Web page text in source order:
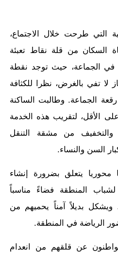
التي طرحت خلال الاجتماع،
السكان من قلة نقاط تعبئة
في الجماعة، حيث توجد نقطة
تفي بالغرض، نظرا للكثافة
رقعة الجماعة. وطالبت الساكنة
الأقل، لتقريب هذه الخدمة
والتخفيف من مشقة التنقل
السن والنساء.
يتعلق بضرورة إنشاء
المنطقة فضاءً مناسباً
ويشكل بديلاً آمناً يحميهم من
الرياضة في المنطقة.
عن قلقهم من انعدام